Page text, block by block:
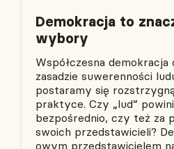
Demokracja to
wybory
Współczesna demokracja
zasadzie suwerenności
postaramy się
praktyce. Czy „lud”
bezpośrednio, czy też za
swoich przedstawicieli?
owym przedstawicielem